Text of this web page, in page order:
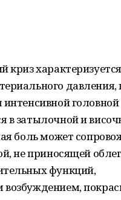
криз
давления,
интенсивной
в затылочной и
боль может
не приносящей
функций,